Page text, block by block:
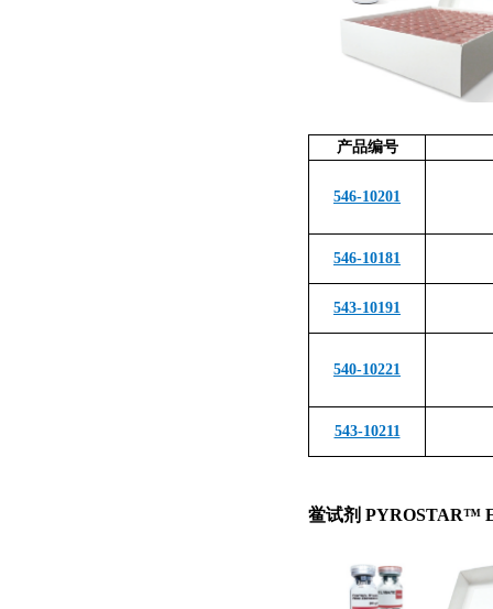
产品编号
546-10201
546-10181
543-10191
540-10221
543-10211
鲎试剂 PYROSTAR™